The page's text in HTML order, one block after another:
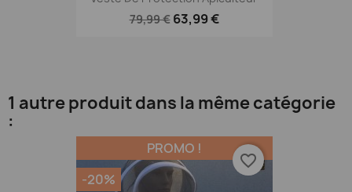
79,99 € 63,99 €
1 autre produit dans la même catégorie
:
PROMO !
-20%
favorite_border